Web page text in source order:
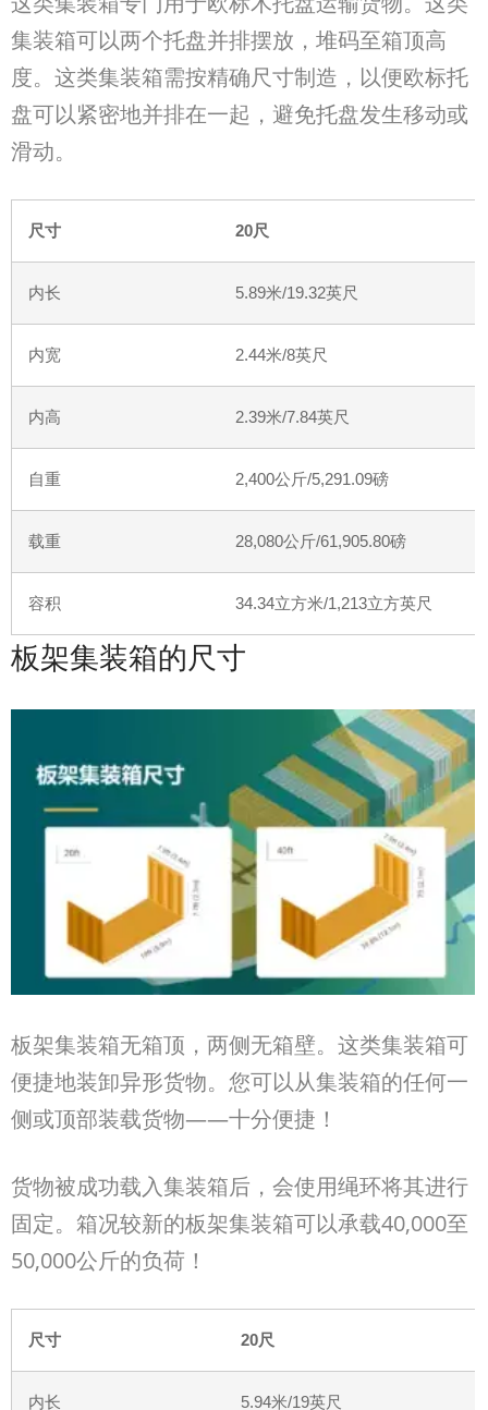
集装箱可以两个托盘并排摆放，堆码至箱顶高
度。这类集装箱需按精确尺寸制造，以便欧标托
盘可以紧密地并排在一起，避免托盘发生移动或
滑动。
尺寸 20尺
内长 5.89米/19.32英尺
内宽 2.44米/8英尺
内高 2.39米/7.84英尺
自重 2,400公斤/5,291.09磅
载重 28,080公斤/61,905.80磅
容积 34.34立方米/1,213立方英尺
板架集装箱的尺寸
板架集装箱无箱顶，两侧无箱壁。这类集装箱可
便捷地装卸异形货物。您可以从集装箱的任何一
侧或顶部装载货物——十分便捷！
货物被成功载入集装箱后，会使用绳环将其进行
固定。箱况较新的板架集装箱可以承载40,000至
50,000公斤的负荷！
尺寸 20尺
内长 5.94米/19英尺